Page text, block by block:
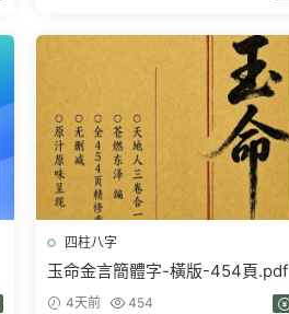
四柱八字
玉命金言簡體字-橫版-454頁.pdf
4天前 454